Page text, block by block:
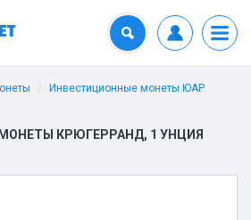
Инвестиционные монеты ЮАР
КРЮГЕРРАНД, 1 УНЦИЯ